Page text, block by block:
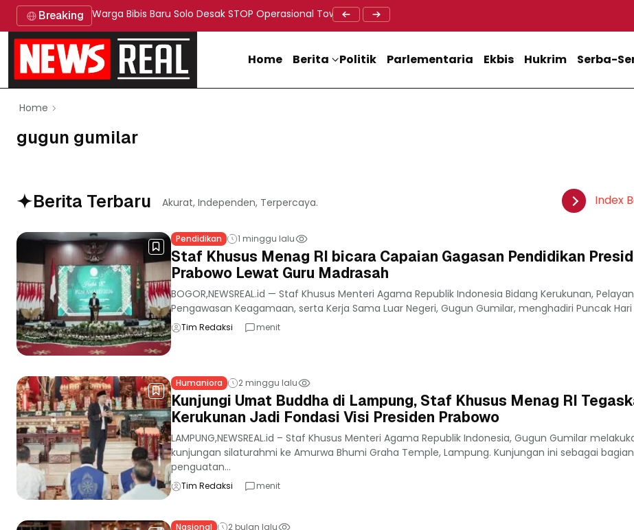
Breaking Warga Bibis Baru Solo Desak STOP Operasional Tower BTS, Diwa : Nyawa dan Keselamatan Warga Lebih Berharga
Doa Lintas Agama Perkuat Semangat Persatuan Jelang HUT
Dukung
Home Berita Politik Parlementaria Ekbis Hukrim Serba-
Home
gugun gumilar
Berita Terbaru Akurat, Independen, Terpercaya. Index
Pendidikan 1 minggu lalu
Staf Khusus Menag RI bicara Capaian Gagasan Pendidikan
Prabowo Lewat Guru Madrasah
BOGOR,NEWSREAL.id — Staf Khusus Menteri Agama Republik Indonesia Bidang Kerukunan,
Pengawasan Keagamaan, serta Kerja Sama Luar Negeri, Gugun Gumilar, menghadiri Puncak Hari
Tim Redaksi menit
Humaniora 2 minggu lalu
Kunjungi Umat Buddha di Lampung, Staf Khusus Menag RI
Kerukunan Jadi Fondasi Visi Presiden Prabowo
LAMPUNG,NEWSREAL.id – Staf Khusus Menteri Agama Republik Indonesia, Gugun Gumilar
kunjungan silaturahmi ke Amurwa Bhumi Graha Temple, Lampung. Kunjungan ini sebagai
penguatan...
Tim Redaksi menit
Nasional 2 bulan lalu